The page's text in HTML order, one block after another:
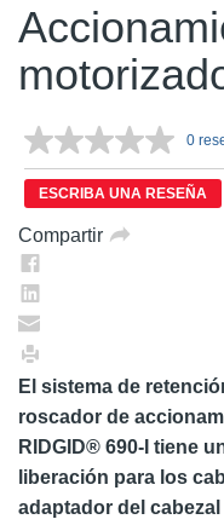
Sin
en
0
ESCRIBA UNA RESEÑA
Compartir
El sistema de
roscador de
RIDGID® 690-I tiene
liberación para los
adaptador del